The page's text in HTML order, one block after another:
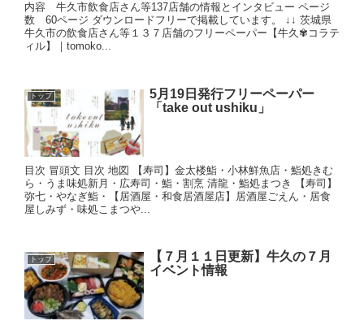
内容 牛久市飲食店さん等137店舗の情報とインタビュー ページ
数 60ページ ダウンロードフリーで掲載しています。 ↓↓ 茨城県
牛久市の飲食店さん等１３７店舗のフリーペーパー【牛久✾コラテ
ィル】｜tomoko...
トップ
5月19日発行フリーペーパー
「take out ushiku」
目次 冒頭文 目次 地図 【寿司】金太楼鮨・小林鮮魚店・鮨処きむ
ら・うま味処新月・広寿司・鮨・割烹 清龍・鮨処まつき 【寿司】
弥七・やなぎ鮨・【居酒屋・和食居酒屋店】居酒屋ごえん・居食
屋しみず・味処こまつや...
トップ
【７月１１日更新】牛久の７月
イベント情報